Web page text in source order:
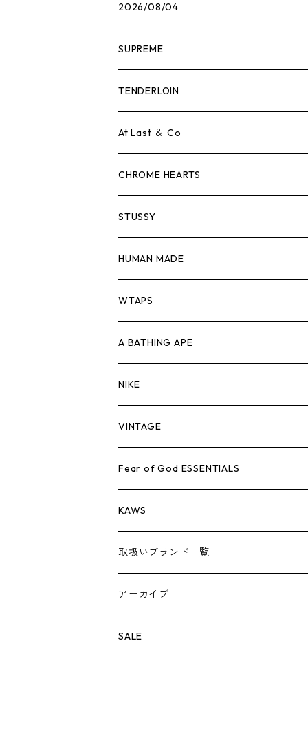
2026/08/04
SUPREME
Tシャツ
ロンTEE
スウェット/ニット
シャツ
ジャケット
パンツ
キャップ・ハット
バッグ
シューズ
小物
コラボレーション
×THE NORTH FACE
×COMME des GARCONS
シーズンアイテム
26SS
25FW
BOX LOGOアイテム
パーカー/クルーネック
TENDERLOIN
Tシャツ
ロンTEE
スウェット/ニット
シャツ
ジャケット
パンツ
キャップ・ハット
バッグ
シューズ
小物
At Last ＆ Co
Tシャツ
ロンTEE
スウェット/ニット
シャツ
ジャケット
パンツ
キャップ・ハット
バッグ
シューズ
小物
CHROME HEARTS
Tシャツ
ロンTEE
スウェット/ニット
シャツ
ジャケット
パンツ
キャップ・ハット
バッグ
シューズ
小物
STUSSY
Tシャツ
ロンTEE
スウェット/ニット
シャツ
ジャケット
パンツ
キャップ・ハット
バッグ
シューズ
小物
HUMAN MADE
Tシャツ
ロンT
スウェット/ニット
シャツ
ジャケット
パンツ
キャップ
バッグ
小物
WTAPS
Tシャツ
ロンTEE
スウェット/ニット
シャツ
ジャケット
パンツ
キャップ・ハット
バッグ
A BATHING APE
Tシャツ
ロンTEE
スウェット/ニット
シャツ
ジャケット
パンツ
キャップ・ハット
NIKE
シューズ
AIR JORDAN 1
AIR JORDAN 3
アパレル・小物
VINTAGE
Tシャツ
ロンTEE
スウェット/ニット
ジャケット
パンツ
Fear of God ESSENTIALS
Tシャツ
ロンTEE
スウェット/ニット
シャツ
KAWS
アパレル
小物
取扱いブランド一覧
A
A BATHING APE
B
アーカイブ
SALE